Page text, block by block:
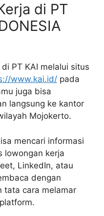
di PT
PT KAI melalui situs
www.kai.id/ pada
juga bisa
langsung ke kantor
Mojokerto.
mencari informasi
lowongan kerja
LinkedIn, atau
dengan
tata cara melamar